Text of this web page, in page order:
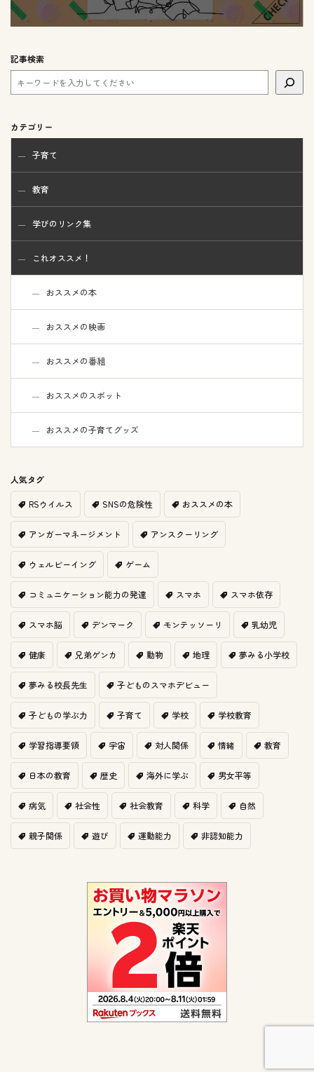
記事検索
カテゴリー
子育て
教育
学びのリンク集
これオススメ！
おススメの本
おススメの映画
おススメの番組
おススメのスポット
おススメの子育てグッズ
人気タグ
RSウイルス SNSの危険性 おススメの本
アンガーマネージメント アンスクーリング
ウェルビーイング ゲーム
コミュニケーション能力の発達 スマホ スマホ依存
スマホ脳 デンマーク モンテッソーリ 乳幼児
健康 兄弟ゲンカ 動物 地理 夢みる小学校
夢みる校長先生 子どものスマホデビュー
子どもの学ぶ力 子育て 学校 学校教育
学習指導要領 宇宙 対人関係 情緒 教育
日本の教育 歴史 海外に学ぶ 男女平等
病気 社会性 社会教育 科学 自然
親子関係 遊び 運動能力 非認知能力